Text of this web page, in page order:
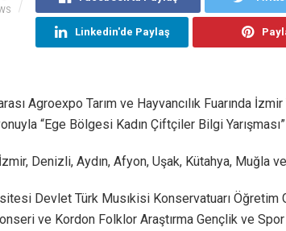
Linkedin'de Paylaş
Agroexpo Tarım ve Hayvancılık Fuarında
“Ege Bölgesi Kadın Çiftçiler Bilgi
Denizli, Aydın, Afyon, Uşak, Kütahya, Muğla
Devlet Türk Musıkisi Konservatuarı
ve Kordon Folklor Araştırma Gençlik ve